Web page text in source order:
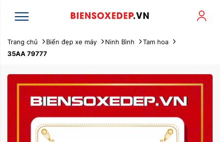
Trang chủ Biển đẹp xe máy Ninh Bình
Tam hoa
35AA 79777